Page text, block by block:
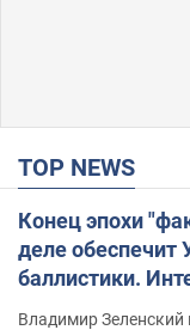
TOP NEWS
Конец эпохи
деле обеспечит
баллистики.
Владимир Зеленский